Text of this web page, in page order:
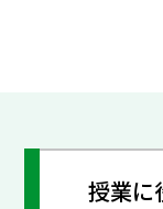
授業に